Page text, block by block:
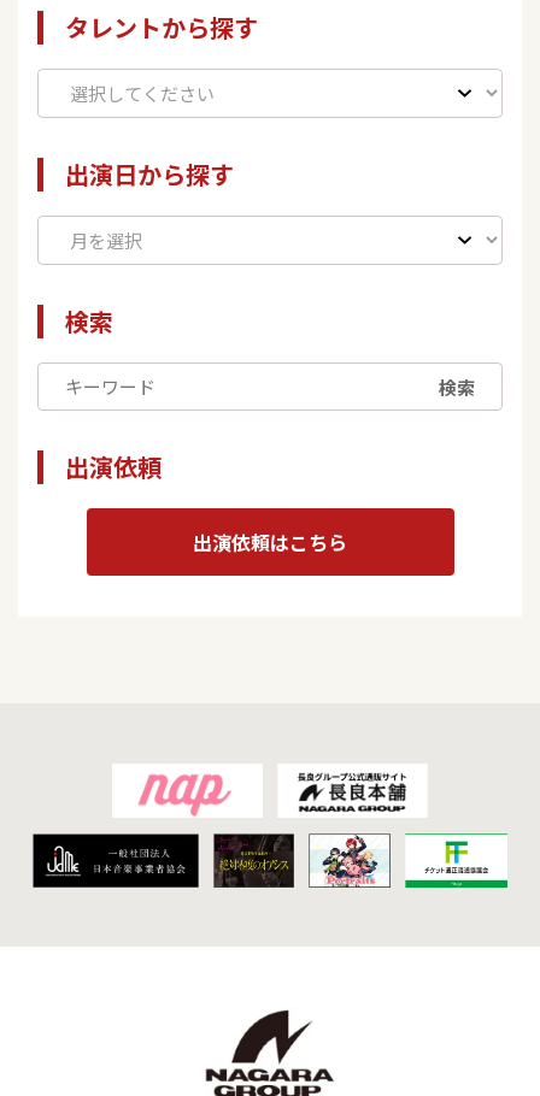
タレントから探す
出演日から探す
検索
検索
出演依頼
出演依頼はこちら